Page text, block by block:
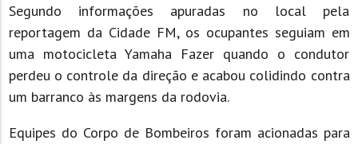
Segundo informações apuradas no local pela
reportagem da Cidade FM, os ocupantes seguiam em
uma motocicleta Yamaha Fazer quando o condutor
perdeu o controle da direção e acabou colidindo contra
um barranco às margens da rodovia.
Equipes do Corpo de Bombeiros foram acionadas para